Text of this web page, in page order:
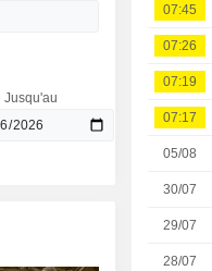
07:45
07:26
07:19
07:17
05/08
30/07
29/07
28/07
Jusqu'au